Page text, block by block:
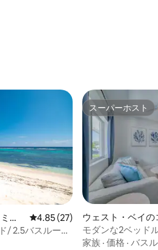
ニ
レビュー27件、5つ星中4.85つ
4.85 (27)
/ 2.5バスルーム
スーパーホスト
スーパーホスト
ウェスト・ベイの
アム
モダンな2ベッド
パート、ビーチ、
家族 · 価格 · バス